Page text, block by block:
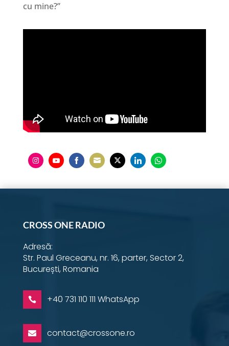
cu mine?”
on
on
on
on
on
on
on
CROSS ONE RADIO
Adresă:
Str. Paul Greceanu, nr. 16, parter, Sector 2,
București, Romania
 +40 731 110 111 WhatsApp
 contact@crossone.ro